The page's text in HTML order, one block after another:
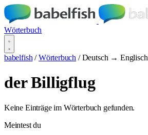
Wörterbuch
babelfish / Wörterbuch / Deutsch → Englisch
der Billigflug
Keine Einträge im Wörterbuch gefunden.
Meintest du